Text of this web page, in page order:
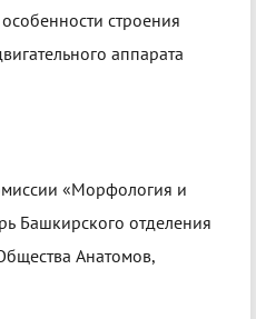
строения
аппарата
«Морфология и
Башкирского отделения
Анатомов,